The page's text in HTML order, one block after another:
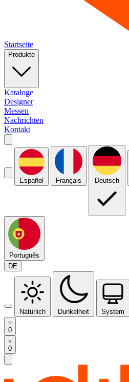
Startseite
Produkte
Kataloge
Designer
Messen
Nachrichten
Kontakt
Español Français Deutsch
Português
DE
Natürlich Dunkelheit System
0
0